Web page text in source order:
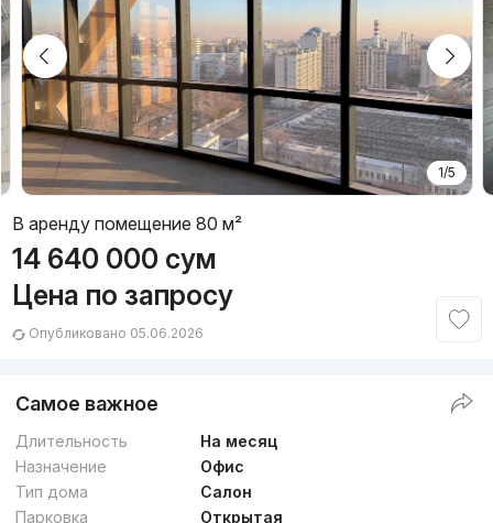
1/5
В аренду помещение 80 м²
14 640 000 сум
Цена по запросу
Опубликовано 05.06.2026
Самое важное
Длительность
На месяц
Назначение
Офис
Тип дома
Салон
Парковка
Открытая